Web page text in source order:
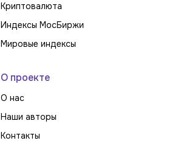
Криптовалюта
Индексы МосБиржи
Мировые индексы
О проекте
О нас
Наши авторы
Контакты